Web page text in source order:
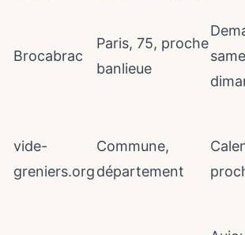
Brocabrac
Paris, 75, proche
banlieue
vide-
greniers.org
Commune,
département